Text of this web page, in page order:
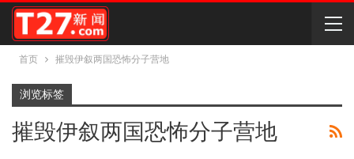
首页 摧毁伊叙两国恐怖分子营地
浏览标签
摧毁伊叙两国恐怖分子营地